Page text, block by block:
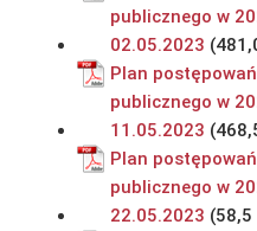
publicznego w
02.05.2023
Plan
publicznego w
11.05.2023
Plan
publicznego w
22.05.2023